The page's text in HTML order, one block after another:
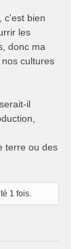
c'est bien
les
donc ma
cultures
il
terre ou des
1 fois.